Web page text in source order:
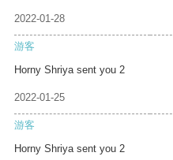
2022-01-28
游客
Horny Shriya sent you 2
2022-01-25
游客
Horny Shriya sent you 2